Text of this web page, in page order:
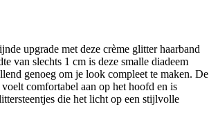
upgrade met deze crème glitter haarband
van slechts 1 cm is deze smalle diadeem
genoeg om je look compleet te maken. De
comfortabel aan op het hoofd en is
die het licht op een stijlvolle